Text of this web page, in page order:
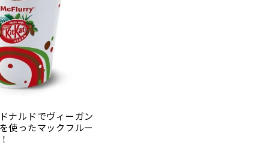
ナルドでヴィーガン
使ったマックフルー